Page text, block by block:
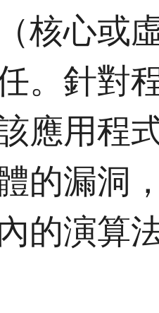
核心或
。針對
應用程
的漏洞
的演算